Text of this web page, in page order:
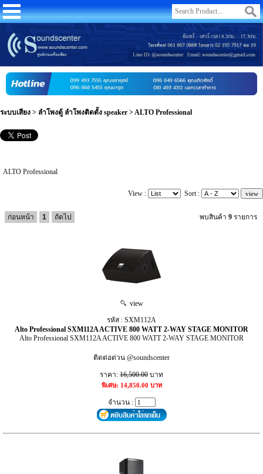
ระบบเสียง > ลำโพงตู้ ลำโพงติดตั้ง speaker > ALTO Professional
ALTO Professional
View : Sort :
ก่อนหน้า 1 ถัดไป พบสินค้า 9 รายการ
view
รหัส : SXM112A
Alto Professional SXM112A ACTIVE 800 WATT 2-WAY STAGE MONITOR
Alto Professional SXM112A ACTIVE 800 WATT 2-WAY STAGE MONITOR
ติดต่อด่วน @soundscenter
ราคา: 16,500.00 บาท
พิเศษ: 14,850.00 บาท
จำนวน :